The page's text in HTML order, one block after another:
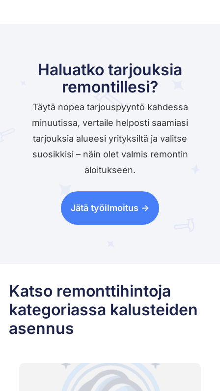
Haluatko tarjouksia
remontillesi?
Täytä nopea tarjouspyyntö kahdessa
minuutissa, vertaile helposti saamiasi
tarjouksia alueesi yrityksiltä ja valitse
suosikkisi – näin olet valmis remontin
aloitukseen.
Jätä työilmoitus ->
Katso remonttihintoja
kategoriassa kalusteiden
asennus